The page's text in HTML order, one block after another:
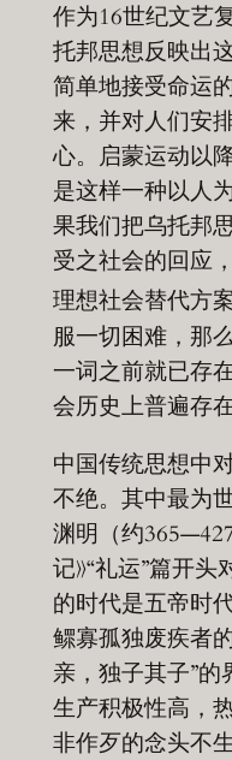
作为16世纪文艺
托邦思想反映出
简单地接受命运
来，并对人们安
心。启蒙运动以
是这样一种以人
果我们把乌托邦
受之社会的回应
理想社会替代方
服一切困难，那
一词之前就已存
会历史上普遍存
中国传统思想中
不绝。其中最为
渊明（约365—427
记》“礼运”篇开
的时代是五帝时
鳏寡孤独废疾者
亲，独子其子”
生产积极性高，
非作歹的念头不